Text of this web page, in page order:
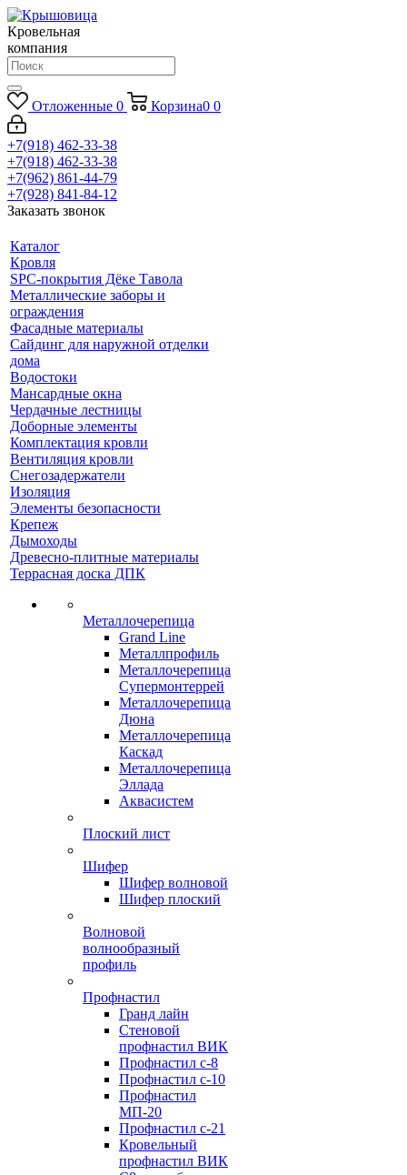
Кровельная
компания
Отложенные 0 Корзина0 0
+7(918) 462-33-38
+7(918) 462-33-38
+7(962) 861-44-79
+7(928) 841-84-12
Заказать звонок
Каталог
Кровля
SPC-покрытия Дёке Тавола
Металлические заборы и
ограждения
Фасадные материалы
Сайдинг для наружной отделки
дома
Водостоки
Мансардные окна
Чердачные лестницы
Доборные элементы
Комплектация кровли
Вентиляция кровли
Снегозадержатели
Изоляция
Элементы безопасности
Крепеж
Дымоходы
Древесно-плитные материалы
Террасная доска ДПК
Металлочерепица
Grand Line
Металлпрофиль
Металлочерепица
Супермонтеррей
Металлочерепица
Дюна
Металлочерепица
Каскад
Металлочерепица
Эллада
Аквасистем
Плоский лист
Шифер
Шифер волновой
Шифер плоский
Волновой
волнообразный
профиль
Профнастил
Гранд лайн
Стеновой
профнастил ВИК
Профнастил с-8
Профнастил с-10
Профнастил
МП-20
Профнастил с-21
Кровельный
профнастил ВИК